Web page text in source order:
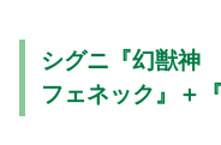
シグニ『幻獣神
フェネック』＋